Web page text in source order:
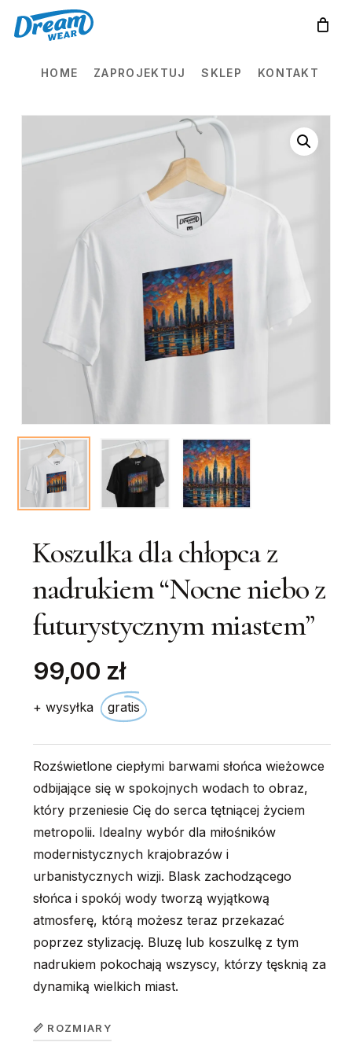
contentHOME ZAPROJEKTUJ SKLEP KONTAKT
Koszulka dla chłopca z
nadrukiem “Nocne niebo z
futurystycznym miastem”
99,00 zł
+ wysyłkagratis
Rozświetlone ciepłymi barwami słońca wieżowce
odbijające się w spokojnych wodach to obraz,
który przeniesie Cię do serca tętniącej życiem
metropolii. Idealny wybór dla miłośników
modernistycznych krajobrazów i
urbanistycznych wizji. Blask zachodzącego
słońca i spokój wody tworzą wyjątkową
atmosferę, którą możesz teraz przekazać
poprzez stylizację. Bluzę lub koszulkę z tym
nadrukiem pokochają wszyscy, którzy tęsknią za
dynamiką wielkich miast.
📏 ROZMIARY